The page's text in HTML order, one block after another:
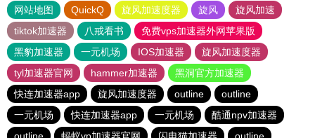
网站地图 QuickQ 旋风加速度器 旋风
旋风加速
tiktok加速器
八戒看书
免费vps加速器外网苹果版
黑豹加速器
一元机场 IOS加速器
旋风加速度器
tyl加速器官网
hammer加速器
黑洞官方加速器
快连加速器app
旋风加速度器 outline
outline
一元机场
快连加速器app 一元机场
酷通npv加速器